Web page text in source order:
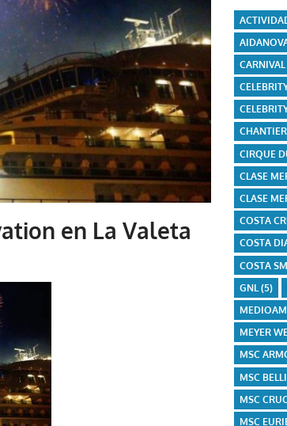
en La Valeta
CIRQUE
CLASE
CLASE
COSTA
COSTA
COSTA
GNL (5)
MEYER
MSC
MSC
MSC
MSC